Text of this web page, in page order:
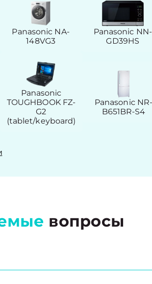
Panasonic NA-
148VG3
Panasonic NN-
GD39HS
Panasonic
TOUGHBOOK FZ-
G2
(tablet/keyboard)
Panasonic NR-
B651BR-S4
вопросы